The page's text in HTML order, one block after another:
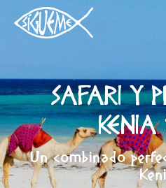
SAFARI Y
Un combinado